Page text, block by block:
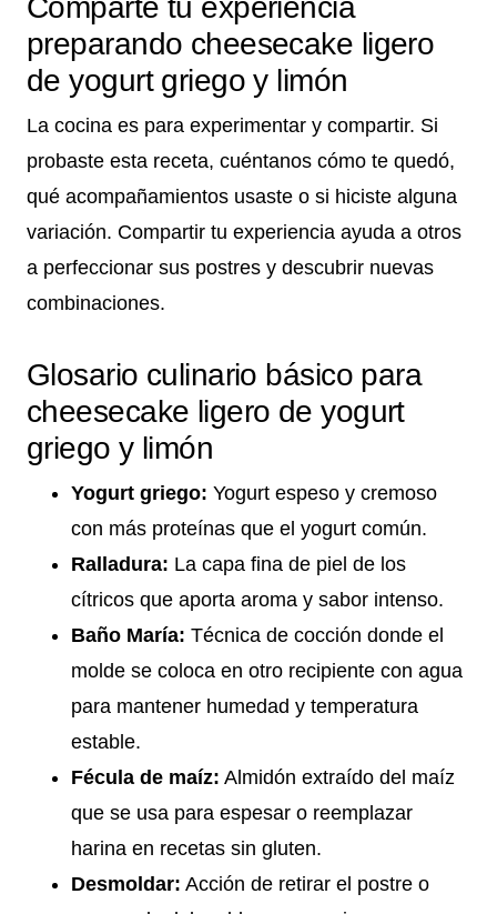
Comparte tu experiencia
preparando cheesecake ligero
de yogurt griego y limón
La cocina es para experimentar y compartir. Si
probaste esta receta, cuéntanos cómo te quedó,
qué acompañamientos usaste o si hiciste alguna
variación. Compartir tu experiencia ayuda a otros
a perfeccionar sus postres y descubrir nuevas
combinaciones.
Glosario culinario básico para
cheesecake ligero de yogurt
griego y limón
Yogurt griego: Yogurt espeso y cremoso
con más proteínas que el yogurt común.
Ralladura: La capa fina de piel de los
cítricos que aporta aroma y sabor intenso.
Baño María: Técnica de cocción donde el
molde se coloca en otro recipiente con agua
para mantener humedad y temperatura
estable.
Fécula de maíz: Almidón extraído del maíz
que se usa para espesar o reemplazar
harina en recetas sin gluten.
Desmoldar: Acción de retirar el postre o